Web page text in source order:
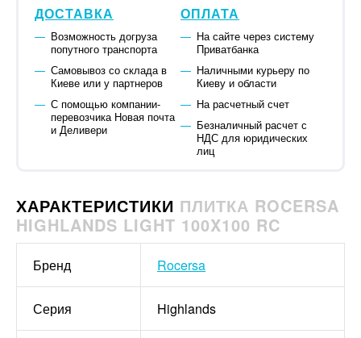
ДОСТАВКА
Возможность догруза
попутного транспорта
Самовывоз со склада в
Киеве или у партнеров
С помощью компании-
перевозчика Новая почта
и Деливери
ОПЛАТА
На сайте через систему
Приватбанка
Наличными курьеру по
Киеву и области
На расчетный счет
Безналичный расчет с
НДС для юридических
лиц
ХАРАКТЕРИСТИКИ ПЛИТКА ROCERSA
HIGHLANDS LIGHT 100X100 RC
Бренд Rocersa
Серия Highlands